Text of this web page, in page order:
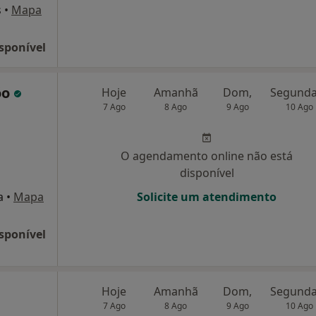
• Mapa
• Mapa
Hoje
7 Ago
Amanhã
8 Ago
Dom,
9 Ago 10 Ago
O agendamento online não está
disponível
Solicite um atendimento
Hoje
7 Ago
Amanhã
8 Ago
Dom,
9 Ago 10 Ago